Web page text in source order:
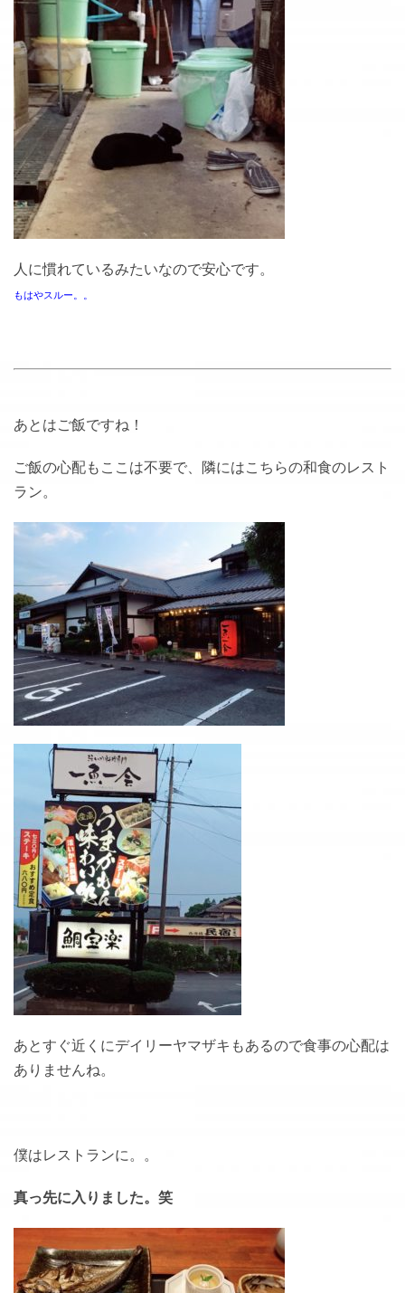
人に慣れているみたいなので安心です。
もはやスルー。。
あとはご飯ですね！
ご飯の心配もここは不要で、隣にはこちらの和食のレスト
ラン。
あとすぐ近くにデイリーヤマザキもあるので食事の心配は
ありませんね。
僕はレストランに。。
真っ先に入りました。笑